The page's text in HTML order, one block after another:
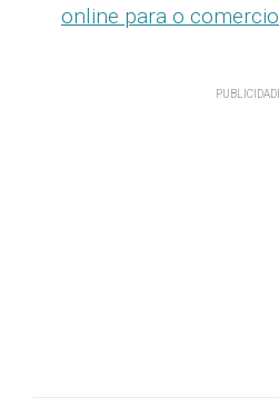
online para o